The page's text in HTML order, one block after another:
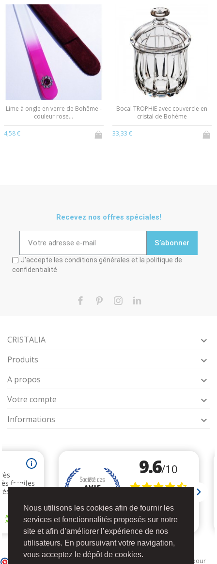
Nous utilisons les cookies afin de fournir les
services et fonctionnalités proposés sur notre
site et afin d’améliorer l’expérience de nos
utilisateurs. En poursuivant votre navigation,
vous acceptez le dépôt de cookies.
Lime à ongle en verre de Bohême -
couleur rose...
4,58 €
Bocal TROPHIE avec couvercle en
cristal de Bohême
33,33 €
Recevez nos offres spéciales!
S’abonner
J'accepte les conditions générales et la politique de
confidentialité
Facebook
Pinterest
Instagram
LinkedIn
CRISTALIA 
Produits 
A propos 
Votre compte 
Informations 
Marchand approuvé par la Société des Avis Garantis, cliquez ici pour